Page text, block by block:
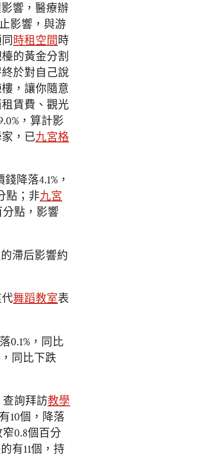
響，醫療辦
影響，與游
時租空間時
的黃金分割
於對自己說
，讓你隨意
賃費、觀光
，算計影
，已九宮格
降落4.1%，
點；非九宮
分點，影響
滯后影響約
舞蹈教室表
0.1%，同比
同比下跌
查詢拜訪教學
10個，降落
0.8個百分
有11個，持